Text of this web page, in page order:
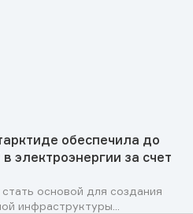
обеспечила до
электроэнергии за счет
основой для создания
инфраструктуры...